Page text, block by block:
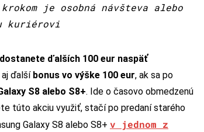
je osobná návšteva alebo
kuriérovi
ďalších 100 eur naspäť
ďalší bonus vo výške 100 eur, ak sa po
S8 alebo S8+. Ide o časovo obmedzenú
túto akciu využiť, stačí po predaní starého
Galaxy S8 alebo S8+ v jednom z